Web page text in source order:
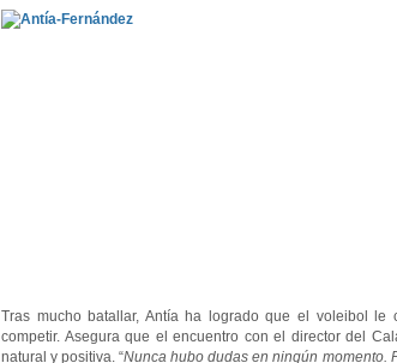
Tras mucho batallar, Antía ha logrado que el voleibol le
competir. Asegura que el encuentro con el director del
natural y positiva. “Nunca hubo dudas en ningún momento.